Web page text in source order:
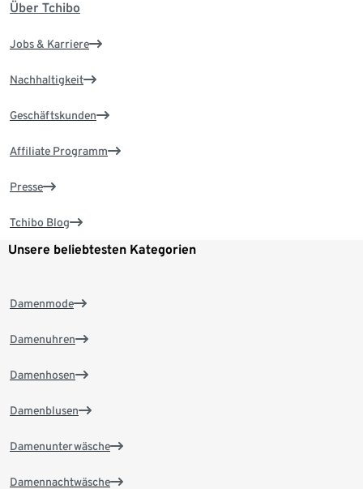
Über Tchibo
Jobs & Karriere
Nachhaltigkeit
Geschäftskunden
Affiliate Programm
Presse
Tchibo Blog
Unsere beliebtesten Kategorien
Damenmode
Damenuhren
Damenhosen
Damenblusen
Damenunterwäsche
Damennachtwäsche